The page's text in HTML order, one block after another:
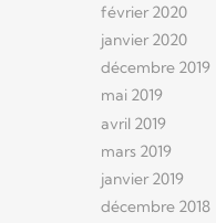
février 2020
janvier 2020
décembre 2019
mai 2019
avril 2019
mars 2019
janvier 2019
décembre 2018